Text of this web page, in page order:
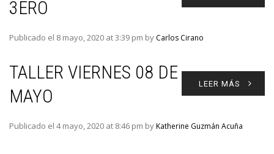
3ERO
Publicado el 8 mayo, 2020 at 3:39 pm by Carlos Cirano
LEER MÁS
TALLER VIERNES 08 DE
MAYO
Publicado el 4 mayo, 2020 at 8:46 pm byKatherine Guzmán Acuña